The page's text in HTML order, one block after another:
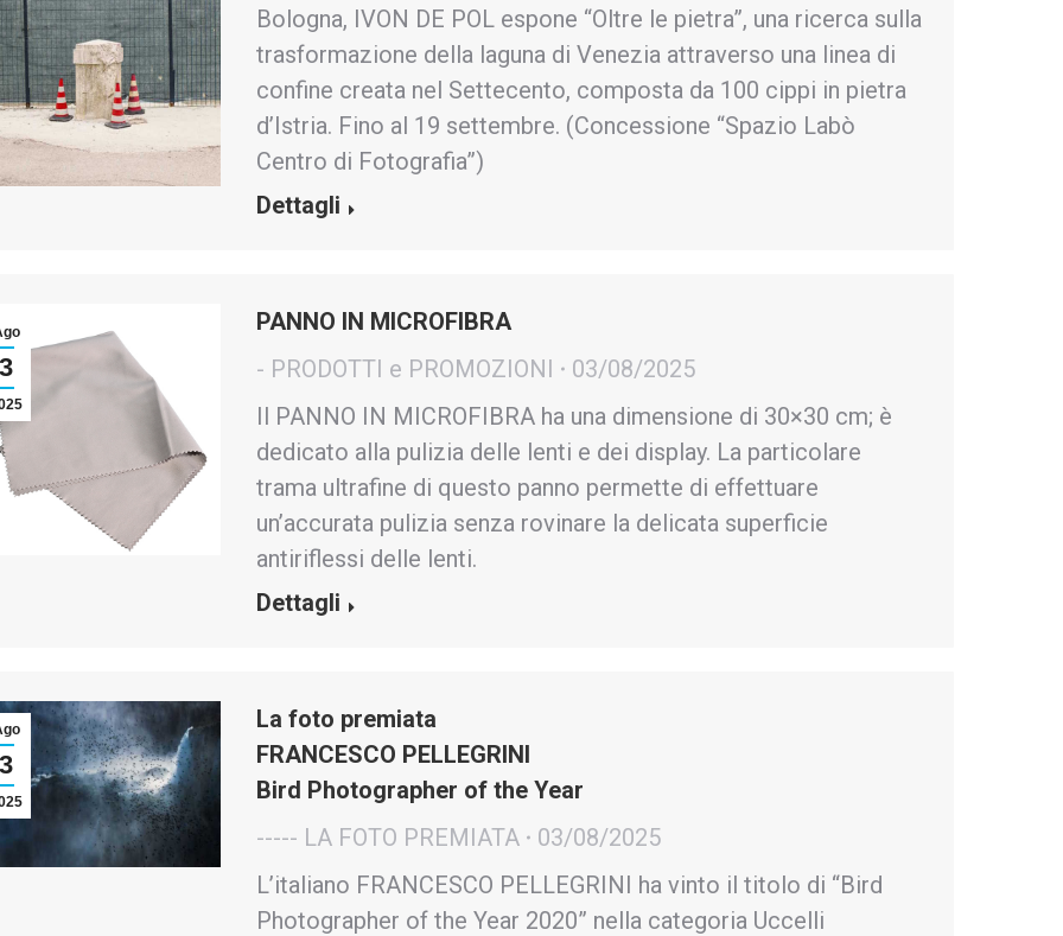
Bologna, IVON DE POL espone “Oltre le pietra”, una ricerca sulla
trasformazione della laguna di Venezia attraverso una linea di
confine creata nel Settecento, composta da 100 cippi in pietra
d’Istria. Fino al 19 settembre. (Concessione “Spazio Labò
Centro di Fotografia”)
Dettagli
3
PANNO IN MICROFIBRA
- PRODOTTI e PROMOZIONI
03/08/2025
Il PANNO IN MICROFIBRA ha una dimensione di 30×30 cm; è
dedicato alla pulizia delle lenti e dei display. La particolare
trama ultrafine di questo panno permette di effettuare
un’accurata pulizia senza rovinare la delicata superficie
antiriflessi delle lenti.
Dettagli
3
La foto premiata
FRANCESCO PELLEGRINI
Bird Photographer of the Year
----- LA FOTO PREMIATA
03/08/2025
L’italiano FRANCESCO PELLEGRINI ha vinto il titolo di “Bird
Photographer of the Year 2020” nella categoria Uccelli